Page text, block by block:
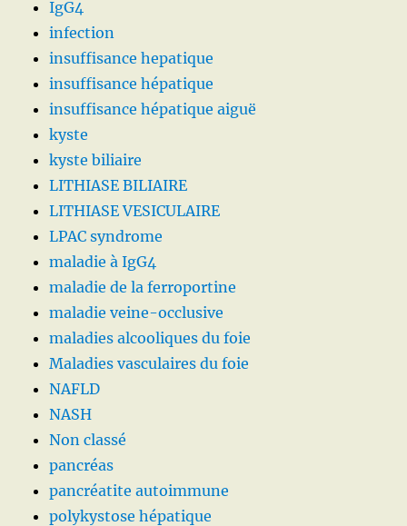
IgG4
infection
insuffisance hepatique
insuffisance hépatique
insuffisance hépatique aiguë
kyste
kyste biliaire
LITHIASE BILIAIRE
LITHIASE VESICULAIRE
LPAC syndrome
maladie à IgG4
maladie de la ferroportine
maladie veine-occlusive
maladies alcooliques du foie
Maladies vasculaires du foie
NAFLD
NASH
Non classé
pancréas
pancréatite autoimmune
polykystose hépatique